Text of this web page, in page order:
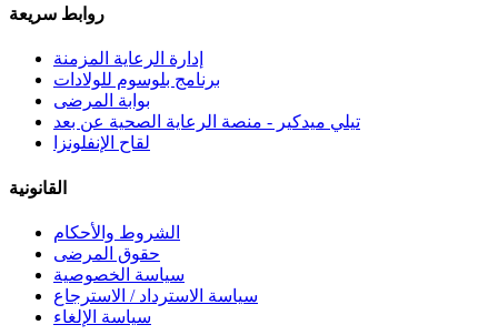
روابط سريعة
إدارة الرعاية المزمنة
برنامج بلوسوم للولادات
بوابة المرضى
تيلي ميدكير - منصة الرعاية الصحية عن بعد
لقاح الإنفلونزا
القانونية
الشروط والأحكام
حقوق المرضى
سياسة الخصوصية
سياسة الاسترداد / الاسترجاع
سياسة الإلغاء